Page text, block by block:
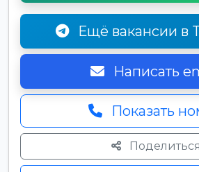
Ещё вакансии в
Написать
Показать
Поделиться